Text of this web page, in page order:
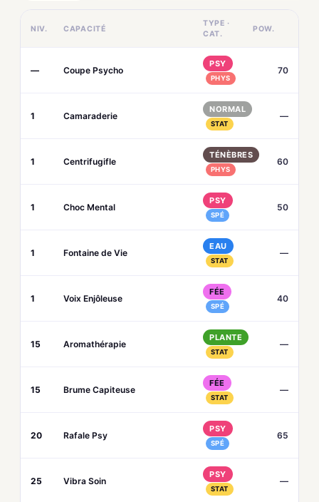
NIV. CAPACITÉ
TYPE ·
CAT.
POW.
— Coupe Psycho
PSY
PHYS
70
1 Camaraderie
NORMAL
STAT
—
1 Centrifugifle
TÉNÈBRES
PHYS
60
1 Choc Mental
PSY
SPÉ
50
1 Fontaine de Vie
EAU
STAT
—
1 Voix Enjôleuse
FÉE
SPÉ
40
15 Aromathérapie
PLANTE
STAT
—
15 Brume Capiteuse
FÉE
STAT
—
20 Rafale Psy
PSY
SPÉ
65
25 Vibra Soin
PSY
STAT
—